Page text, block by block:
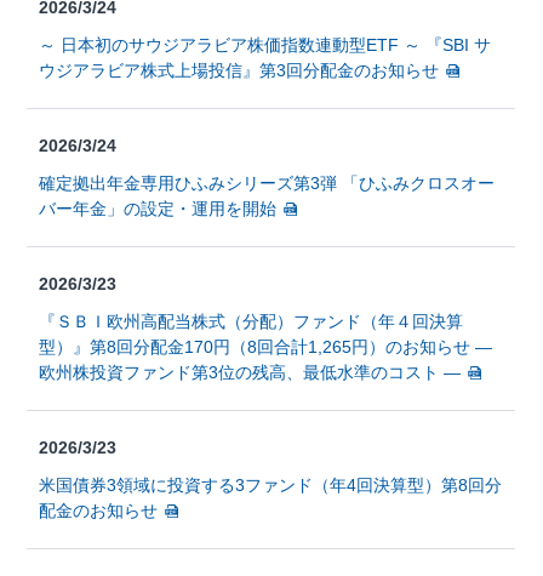
2026/3/24
～ 日本初のサウジアラビア株価指数連動型ETF ～ 『SBI サ
ウジアラビア株式上場投信』第3回分配金のお知らせ
2026/3/24
確定拠出年金専用ひふみシリーズ第3弾 「ひふみクロスオー
バー年金」の設定・運用を開始
2026/3/23
『ＳＢＩ欧州高配当株式（分配）ファンド（年４回決算
型）』第8回分配金170円（8回合計1,265円）のお知らせ ―
欧州株投資ファンド第3位の残高、最低水準のコスト ―
2026/3/23
米国債券3領域に投資する3ファンド（年4回決算型）第8回分
配金のお知らせ